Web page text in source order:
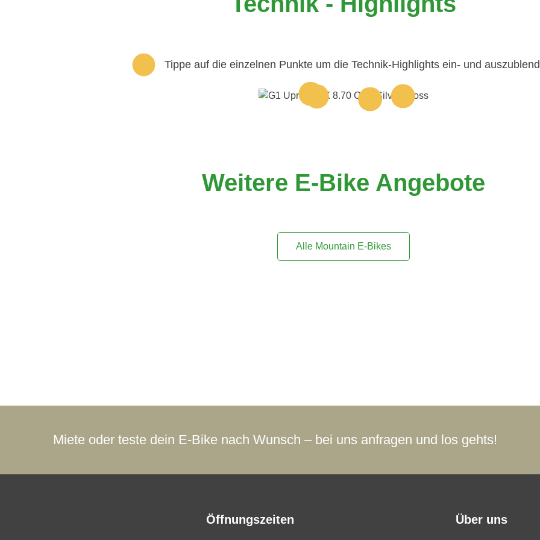
Tippe auf die einzelnen Punkte um die Technik-Highlights ein- und
Weitere E-Bike Angebote
Alle Mountain E-Bikes
Miete oder teste dein E-Bike nach Wunsch – bei uns anfragen und los gehts!
Öffnungszeiten Über uns